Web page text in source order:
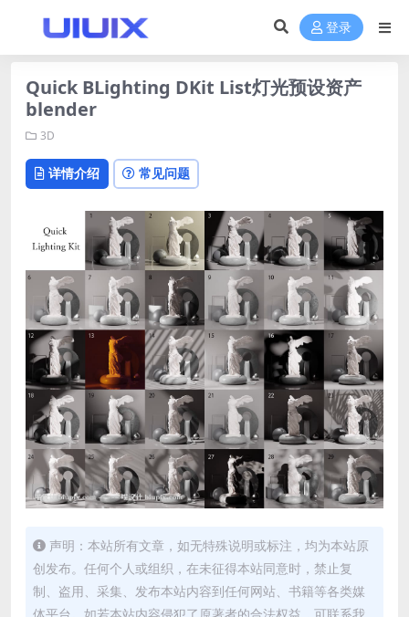
登录
Quick BLighting DKit List灯光预设资产
blender
3D
详情介绍 常见问题
声明：本站所有文章，如无特殊说明或标注，均为本站原
创发布。任何个人或组织，在未征得本站同意时，禁止复
制、盗用、采集、发布本站内容到任何网站、书籍等各类媒